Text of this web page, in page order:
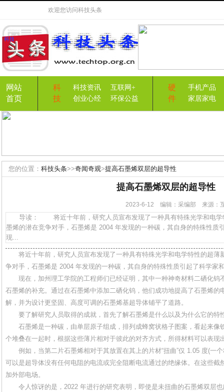
欢迎您访问科技头条
网站
首页
科
技
科技资讯
互联网+
创业心经
环保公益
硬
件
手机产品
家居家电
您的位置： 科技头条>>奇闻奇观>提高石墨烯双层的超导性
提高石墨烯双层的超导性
2023-6-12 编辑：采编部 来源
导读： 将近十年前，研究人员宣布发现了一种具有特殊光学和电学
墨烯的潜在竞争对手，石墨烯是 2004 年发现的一种碳，其自身的特殊
现...
将近十年前，研究人员宣布发现了一种具有特殊光学和电学特性的超薄
争对手，石墨烯是 2004 年发现的一种碳，其自身的特殊性质引起了科学家
现在，加州理工学院的工程师们已经证明，其中一种神奇材料二硒化钨
石墨烯的补充。通过在石墨烯中添加二硒化钨，他们成功地提高了石墨烯的
解，并为设计更坚固、高度可调的石墨烯基超导体铺平了道路。
要了解研究人员取得的成就，首先了解石墨烯是什么以及为什么它的特
石墨烯是一种碳，由单层原子组成，排列成蜂窝状格子图案，看起来像
个堆叠在一起时，根据这些薄片相对于彼此的对齐方式，所得材料可以表现
例如，当第二片石墨烯相对于其放置在其上的片材“扭曲”仅 1.05 度(一个
可以是超导体没有任何电阻的电流或完全阻断电流通过的绝缘体。在这些截
加外部电场。
令人惊讶的是，2022 年进行的研究表明，即使是未扭曲的石墨烯双层也